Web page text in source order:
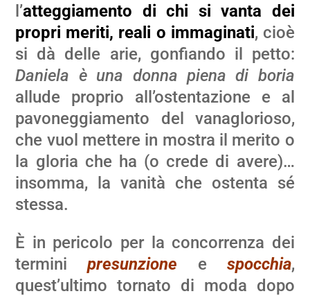
l’atteggiamento di chi si vanta dei
propri meriti, reali o immaginati, cioè
si dà delle arie, gonfiando il petto:
Daniela è una donna piena di boria
allude proprio all’ostentazione e al
pavoneggiamento del vanaglorioso,
che vuol mettere in mostra il merito o
la gloria che ha (o crede di avere)…
insomma, la vanità che ostenta sé
stessa.
È in pericolo per la concorrenza dei
terminipresunzione e spocchia,
quest’ultimo tornato di moda dopo